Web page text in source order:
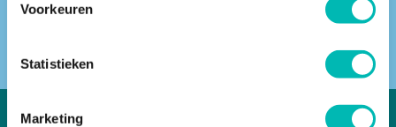
Voorkeuren
Statistieken
Marketing